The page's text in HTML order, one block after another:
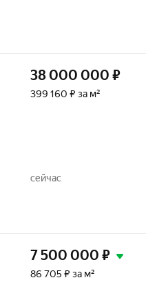
38 000 000 ₽
399 160 ₽ за м²
сейчас
7 500 000 ₽
86 705 ₽ за м²